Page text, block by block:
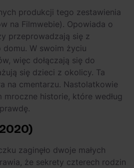
produkcji tego zestawienia
na Filmwebie). Opowiada o
przeprowadzają się z
W swoim życiu
więc dołączają się do
się dzieci z okolicy. Ta
na cmentarzu. Nastolatkowie
historie, które według
zaginęło dwoje małych
że sekrety czterech rodzin